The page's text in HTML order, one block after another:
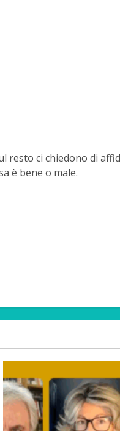
resto ci chiedono di
è bene o male.